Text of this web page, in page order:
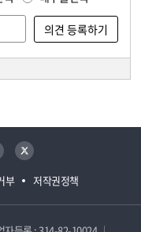
부 저작권정책
트위터